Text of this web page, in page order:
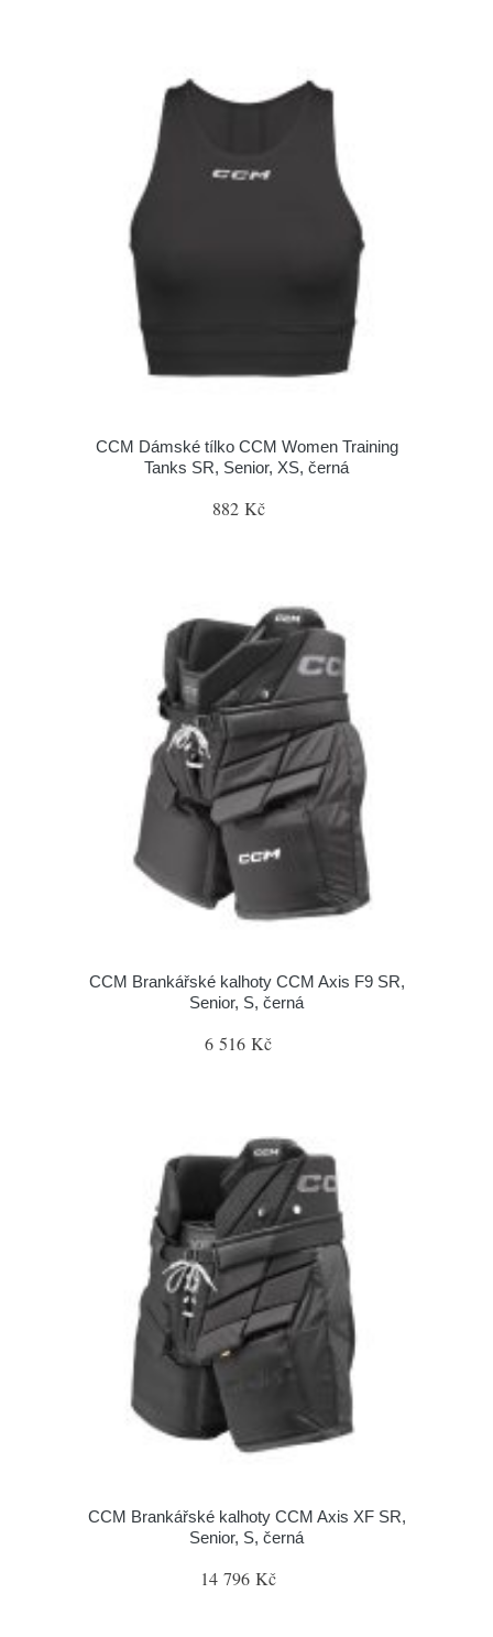
CCM Dámské tílko CCM Women Training
Tanks SR, Senior, XS, černá
882 Kč
CCM Brankářské kalhoty CCM Axis F9 SR,
Senior, S, černá
6 516 Kč
CCM Brankářské kalhoty CCM Axis XF SR,
Senior, S, černá
14 796 Kč